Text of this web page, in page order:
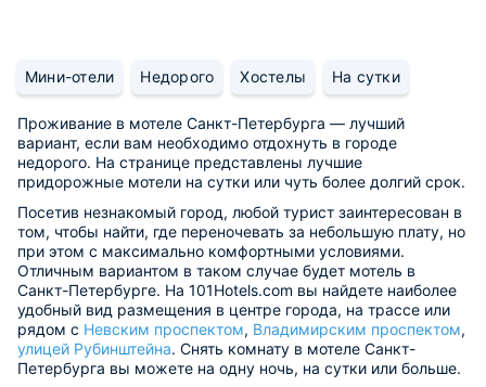
Мини-отели Недорого Хостелы На сутки
Проживание в мотеле Санкт-Петербурга — лучший
вариант, если вам необходимо отдохнуть в городе
недорого. На странице представлены лучшие
придорожные мотели на сутки или чуть более долгий срок.
Посетив незнакомый город, любой турист заинтересован в
том, чтобы найти, где переночевать за небольшую плату, но
при этом с максимально комфортными условиями.
Отличным вариантом в таком случае будет мотель в
Санкт-Петербурге. На 101Hotels.com вы найдете наиболее
удобный вид размещения в центре города, на трассе или
рядом с Невским проспектом, Владимирским проспектом,
улицей Рубинштейна. Снять комнату в мотеле Санкт-
Петербурга вы можете на одну ночь, на сутки или больше.